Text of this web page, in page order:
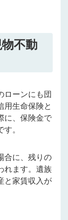
不動
ローンにも団
用生命保険と
に、保険金で
。
合に、残りの
れます。遺族
と家賃収入が